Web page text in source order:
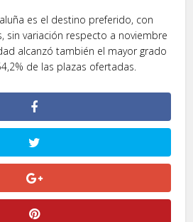
es el destino preferido, con
sin variación respecto a noviembre
alcanzó también el mayor grado
de las plazas ofertadas.